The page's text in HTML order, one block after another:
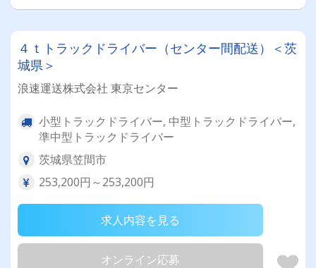
４ｔトラックドライバー（センター間配送）＜茨
城県＞
浪速運送株式会社 東京センター
小型トラックドライバー, 中型トラックドライバー,
準中型トラックドライバー
茨城県笠間市
253,200円～253,200円
求人内容を見る
オンライン応募